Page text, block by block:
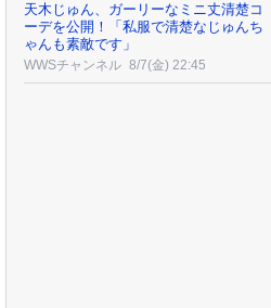
天木じゅん、ガーリーなミニ丈清楚コ
ーデを公開！「私服で清楚なじゅんち
ゃんも素敵です」
WWSチャンネル 8/7(金) 22:45